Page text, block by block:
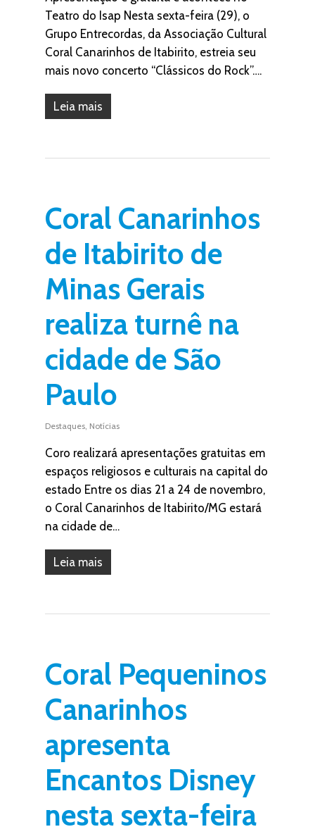
Teatro do Isap Nesta sexta-feira (29), o
Grupo Entrecordas, da Associação Cultural
Coral Canarinhos de Itabirito, estreia seu
mais novo concerto “Clássicos do Rock”….
Leia mais
Coral Canarinhos
de Itabirito de
Minas Gerais
realiza turnê na
cidade de São
Paulo
Destaques, Notícias
Coro realizará apresentações gratuitas em
espaços religiosos e culturais na capital do
estado Entre os dias 21 a 24 de novembro,
o Coral Canarinhos de Itabirito/MG estará
na cidade de…
Leia mais
Coral Pequeninos
Canarinhos
apresenta
Encantos Disney
nesta sexta-feira